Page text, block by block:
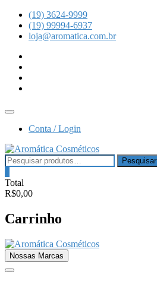
Skip
content
(19) 3624-9999
(19) 99994-6937
loja@aromatica.com.br
Topbar
Conta / Login
Pesquisar
por:
Pesquisar
Total
R$0,00
Carrinho
Nossas Marcas